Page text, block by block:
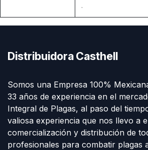
.
Distribuidora Casthell
Somos una Empresa 100%
33 años de experiencia en el
Integral de Plagas, al paso del
valiosa experiencia que nos llevo a
comercialización y distribución de
profesionales para combatir plagas